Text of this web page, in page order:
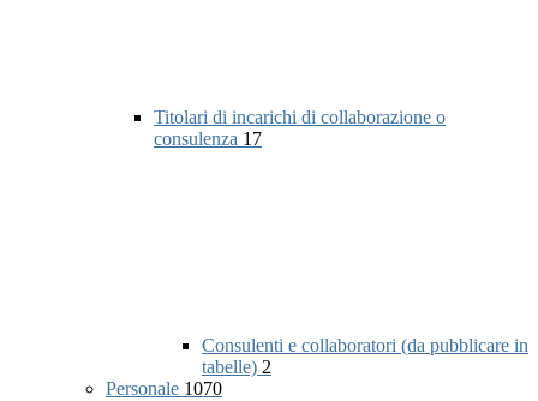
Titolari di incarichi di collaborazione o
consulenza 17
Consulenti e collaboratori (da pubblicare in
tabelle) 2
Personale 1070